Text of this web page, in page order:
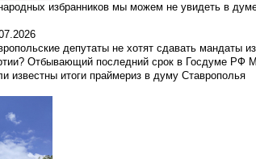
избранников мы можем не увидеть в
депутаты не хотят сдавать мандаты
Отбывающий последний срок в Госдуме РФ
известны итоги праймериз в думу Ставрополья